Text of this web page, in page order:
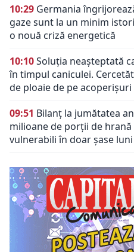
10:29 Germania
gaze sunt la un minim
o nouă criză energetică
10:10Soluția neașteptată
în timpul caniculei.
de ploaie de pe acoperișuri
09:51 Bilanț la jumătatea
milioane de porții de
vulnerabili în doar șase luni